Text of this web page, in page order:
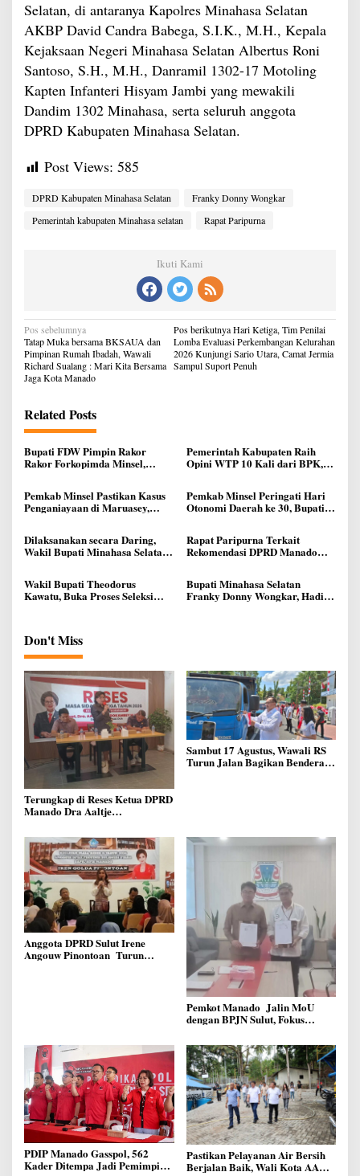
Selatan, di antaranya Kapolres Minahasa Selatan
AKBP David Candra Babega, S.I.K., M.H., Kepala
Kejaksaan Negeri Minahasa Selatan Albertus Roni
Santoso, S.H., M.H., Danramil 1302-17 Motoling
Kapten Infanteri Hisyam Jambi yang mewakili
Dandim 1302 Minahasa, serta seluruh anggota
DPRD Kabupaten Minahasa Selatan.
Post Views: 585
DPRD Kabupaten Minahasa Selatan
Franky Donny Wongkar
Pemerintah kabupaten Minahasa selatan
Rapat Paripurna
Ikuti Kami
Navigasi
pos
Pos sebelumnya
Tatap Muka bersama BKSAUA dan
Pimpinan Rumah Ibadah, Wawali
Richard Sualang : Mari Kita Bersama
Jaga Kota Manado
Pos berikutnyaHari Ketiga, Tim Penilai
Lomba Evaluasi Perkembangan Kelurahan
2026 Kunjungi Sario Utara, Camat Jermia
Sampul Suport Penuh
Related Posts
Bupati FDW Pimpin Rakor
Rakor Forkopimda Minsel,
Pemerintah Kabupaten Raih
Opini WTP 10 Kali dari BPK,
Akuntable
Pemkab Minsel Pastikan Kasus
Penganiayaan di Maruasey,
Pemkab Minsel Peringati Hari
Otonomi Daerah ke 30, Bupati
Dilaksanakan secara Daring,
Wakil Bupati Minahasa Selatan
Rapat Paripurna Terkait
Rekomendasi DPRD Manado
Kerja Pansus
Wakil Bupati Theodorus
Kawatu, Buka Proses Seleksi
Bupati Minahasa Selatan
Franky Donny Wongkar, Hadiri
Don't Miss
Terungkap di Reses Ketua DPRD
Manado Dra Aaltje
Meminta Kantor Lurah Banjer
Dipindahkan ke Kantor DLH
Manado
Sambut 17 Agustus, Wawali RS
Turun Jalan Bagikan Bendera
Anggota DPRD Sulut Irene
Angouw Pinontoan Turun
Pemkot Manado Jalin MoU
dengan BPJN Sulut, Fokus
PDIP Manado Gasspol, 562
Kader Ditempa Jadi Pemimpin
Pastikan Pelayanan Air Bersih
Berjalan Baik, Wali Kota AA